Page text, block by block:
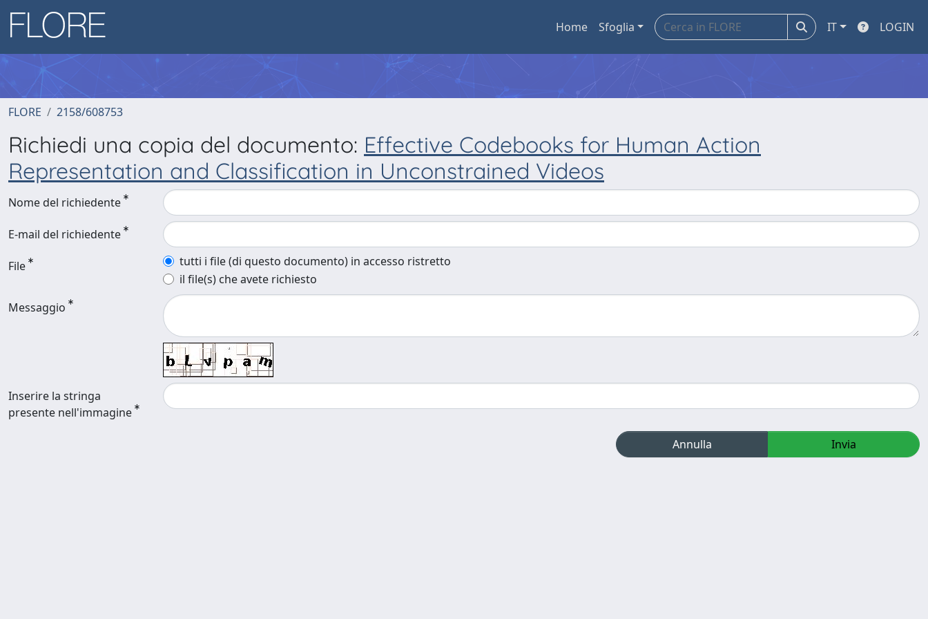
Home Sfoglia IT LOGIN
FLORE 2158/608753
Richiedi una copia del documento: Effective Codebooks for Human Action
Representation and Classification in Unconstrained Videos
Nome del richiedente
E-mail del richiedente
File
tutti i file (di questo documento) in accesso ristretto
il file(s) che avete richiesto
Messaggio
Inserire la stringa
presente nell'immagine
Annulla Invia